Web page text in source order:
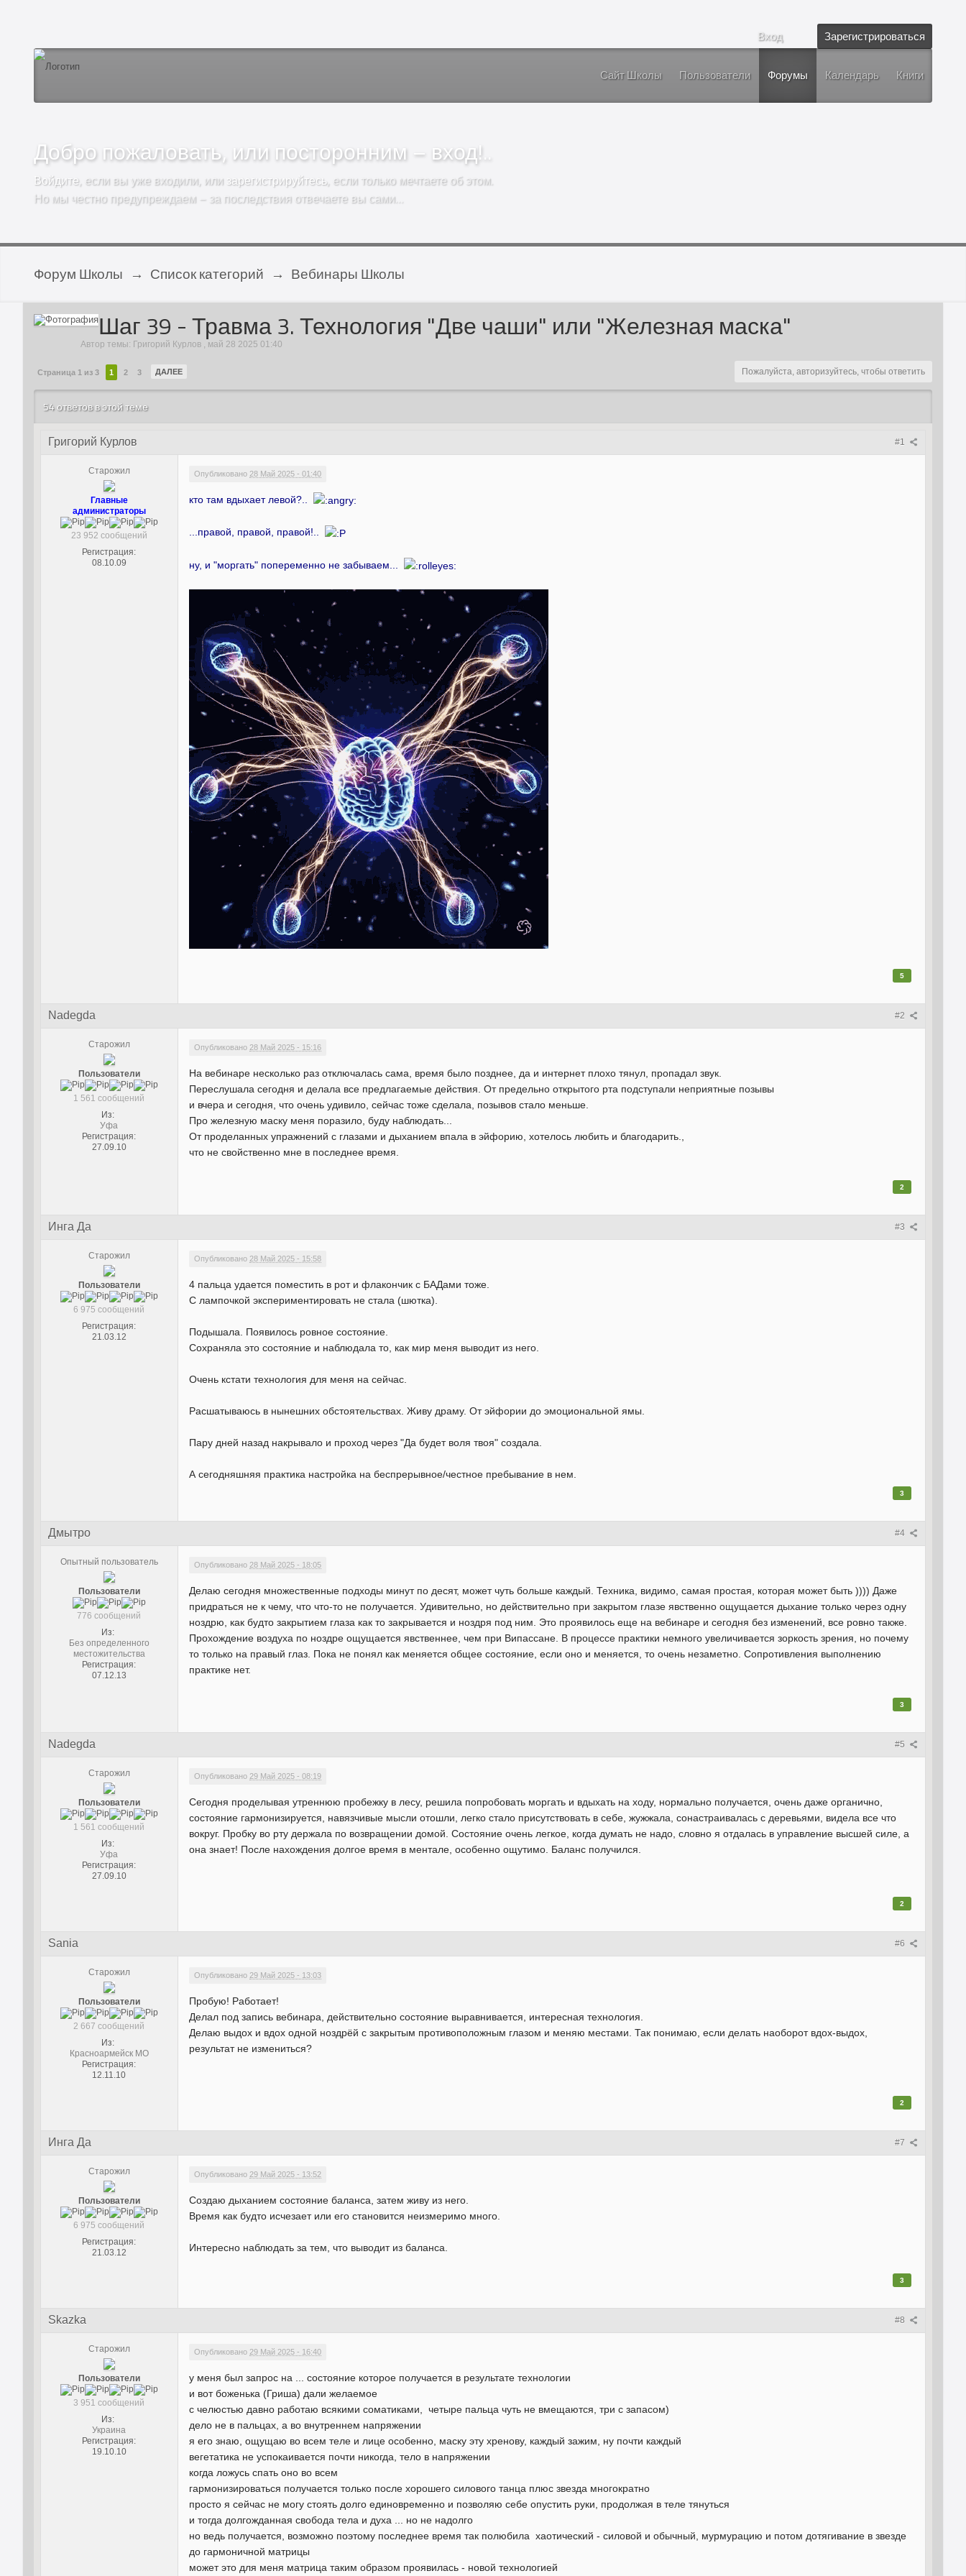
Вход Зарегистрироваться
Сайт Школы Пользователи Форумы Календарь Книги
Добро пожаловать, или посторонним – вход!..
Войдите, если вы уже входили, или зарегистрируйтесь, если только мечтаете об этом.
Но мы честно предупреждаем – за последствия отвечаете вы сами…
Форум Школы → Список категорий → Вебинары Школы
Шаг 39 - Травма 3. Технология "Две чаши" или "Железная маска"
Автор темы: Григорий Курлов , май 28 2025 01:40
Страница 1 из 3 1 2 3 ДАЛЕЕ Пожалуйста, авторизуйтесь, чтобы ответить
54 ответов в этой теме
#1
Григорий Курлов
Старожил
Главные
администраторы
23 952 сообщений
Регистрация:
08.10.09
Опубликовано 28 Май 2025 - 01:40
кто там вдыхает левой?..
...правой, правой, правой!..
ну, и "моргать" попеременно не забываем...
5
#2
Nadegda
Старожил
Пользователи
1 561 сообщений
Из:
Уфа
Регистрация:
27.09.10
Опубликовано 28 Май 2025 - 15:16
На вебинаре несколько раз отключалась сама, время было позднее, да и интернет плохо тянул, пропадал звук.
Переслушала сегодня и делала все предлагаемые действия. От предельно открытого рта подступали неприятные позывы
и вчера и сегодня, что очень удивило, сейчас тоже сделала, позывов стало меньше.
Про железную маску меня поразило, буду наблюдать...
От проделанных упражнений с глазами и дыханием впала в эйфорию, хотелось любить и благодарить.,
что не свойственно мне в последнее время.
2
#3
Инга Да
Старожил
Пользователи
6 975 сообщений
Регистрация:
21.03.12
Опубликовано 28 Май 2025 - 15:58
4 пальца удается поместить в рот и флакончик с БАДами тоже.
С лампочкой экспериментировать не стала (шютка).
Подышала. Появилось ровное состояние.
Сохраняла это состояние и наблюдала то, как мир меня выводит из него.
Очень кстати технология для меня на сейчас.
Расшатываюсь в нынешних обстоятельствах. Живу драму. От эйфории до эмоциональной ямы.
Пару дней назад накрывало и проход через "Да будет воля твоя" создала.
А сегодняшняя практика настройка на беспрерывное/честное пребывание в нем.
3
#4
Дмытро
Опытный пользователь
Пользователи
776 сообщений
Из:
Без определенного
местожительства
Регистрация:
07.12.13
Опубликовано 28 Май 2025 - 18:05
Делаю сегодня множественные подходы минут по десят, может чуть больше каждый. Техника, видимо, самая простая, которая может быть )))) Даже
придраться не к чему, что что-то не получается. Удивительно, но действительно при закрытом глазе явственно ощущается дыхание только через одну
ноздрю, как будто закрытием глаза как то закрывается и ноздря под ним. Это проявилось еще на вебинаре и сегодня без изменений, все ровно также.
Прохождение воздуха по ноздре ощущается явственнее, чем при Випассане. В процессе практики немного увеличивается зоркость зрения, но почему
то только на правый глаз. Пока не понял как меняется общее состояние, если оно и меняется, то очень незаметно. Сопротивления выполнению
практике нет.
3
#5
Nadegda
Старожил
Пользователи
1 561 сообщений
Из:
Уфа
Регистрация:
27.09.10
Опубликовано 29 Май 2025 - 08:19
Сегодня проделывая утреннюю пробежку в лесу, решила попробовать моргать и вдыхать на ходу, нормально получается, очень даже органично,
состояние гармонизируется, навязчивые мысли отошли, легко стало присутствовать в себе, жужжала, сонастраивалась с деревьями, видела все что
вокруг. Пробку во рту держала по возвращении домой. Состояние очень легкое, когда думать не надо, словно я отдалась в управление высшей силе, а
она знает! После нахождения долгое время в ментале, особенно ощутимо. Баланс получился.
2
#6
Sania
Старожил
Пользователи
2 667 сообщений
Из:
Красноармейск МО
Регистрация:
12.11.10
Опубликовано 29 Май 2025 - 13:03
Пробую! Работает!
Делал под запись вебинара, действительно состояние выравнивается, интересная технология.
Делаю выдох и вдох одной ноздрёй с закрытым противоположным глазом и меняю местами. Так понимаю, если делать наоборот вдох-выдох,
результат не измениться?
2
#7
Инга Да
Старожил
Пользователи
6 975 сообщений
Регистрация:
21.03.12
Опубликовано 29 Май 2025 - 13:52
Создаю дыханием состояние баланса, затем живу из него.
Время как будто исчезает или его становится неизмеримо много.
Интересно наблюдать за тем, что выводит из баланса.
3
#8
Skazka
Старожил
Пользователи
3 951 сообщений
Из:
Украина
Регистрация:
19.10.10
Опубликовано 29 Май 2025 - 16:40
у меня был запрос на ... состояние которое получается в результате технологии
и вот боженька (Гриша) дали желаемое
с челюстью давно работаю всякими соматиками, четыре пальца чуть не вмещаются, три с запасом)
дело не в пальцах, а во внутреннем напряжении
я его знаю, ощущаю во всем теле и лице особенно, маску эту хренову, каждый зажим, ну почти каждый
вегетатика не успокаивается почти никогда, тело в напряжении
когда ложусь спать оно во всем
гармонизироваться получается только после хорошего силового танца плюс звезда многократно
просто я сейчас не могу стоять долго единовременно и позволяю себе опустить руки, продолжая в теле тянуться
и тогда долгожданная свобода тела и духа ... но не надолго
но ведь получается, возможно поэтому последнее время так полюбила хаотический - силовой и обычный, мурмурацию и потом дотягивание в звезде
до гармоничной матрицы
может это для меня матрица таким образом проявилась - новой технологией